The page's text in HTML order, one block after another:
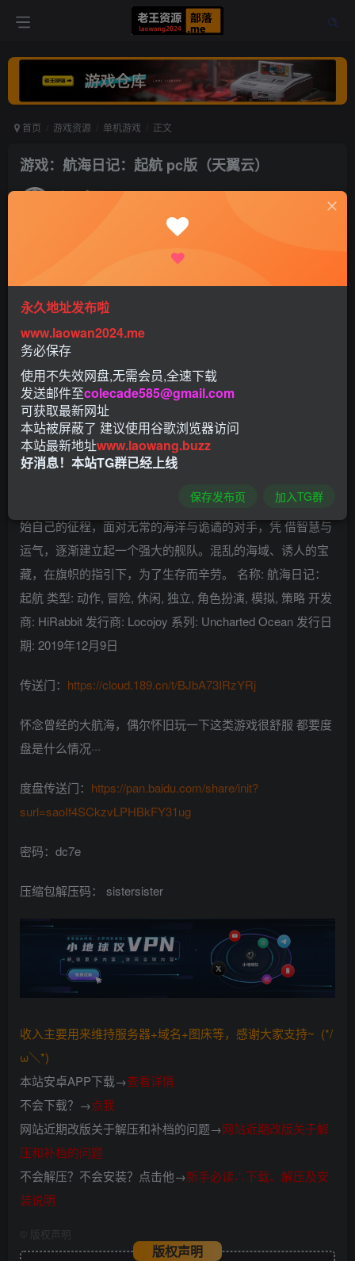
首页 游戏资源 单机游戏 正文
游戏：航海日记：起航 pc版（天翼云）
老王 打赏
：航海日记：起航 pc版（天翼云）
这是一个由海洋、岛屿和船只组成的世界。玩家将从法鲁开
始自己的征程，面对无常的海洋与诡谲的对手，凭 借智慧与
运气，逐渐建立起一个强大的舰队。混乱的海域、诱人的宝
藏，在旗帜的指引下，为了生存而辛劳。 名称: 航海日记：
起航 类型: 动作, 冒险, 休闲, 独立, 角色扮演, 模拟, 策略 开发
商: HiRabbit 发行商: Locojoy 系列: Uncharted Ocean 发行日
期: 2019年12月9日
传送门： https://cloud.189.cn/t/BJbA73IRzYRj
怀念曾经的大航海，偶尔怀旧玩一下这类游戏很舒服 都要度
盘是什么情况···
度盘传送门： https://pan.baidu.com/share/init?
surl=saoIf4SCkzvLPHBkFY31ug
密码：dc7e
压缩包解压码： sistersister
收入主要用来维持服务器+域名+图床等，感谢大家支持~ (*/
ω＼*)
本站安卓APP下载→查看详情
不会下载？→点我
网站近期改版关于解压和补档的问题→网站近期改版关于解
压和补档的问题
不会解压？不会安装？点击他→新手必读∴下载、解压及安
装说明
版权声明
版权声明
永久地址发布啦
www.laowan2024.me
务必保存
使用不失效网盘,无需会员,全速下载
发送邮件至colecade585@gmail.com
可获取最新网址
本站被屏蔽了 建议使用谷歌浏览器访问
本站最新地址www.laowang.buzz
好消息！本站TG群已经上线
保存发布页 加入TG群